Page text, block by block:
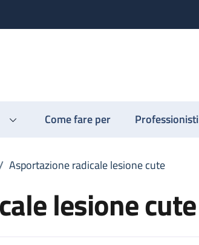
Come fare per Professionisti
Asportazione radicale lesione cute
lesione cute